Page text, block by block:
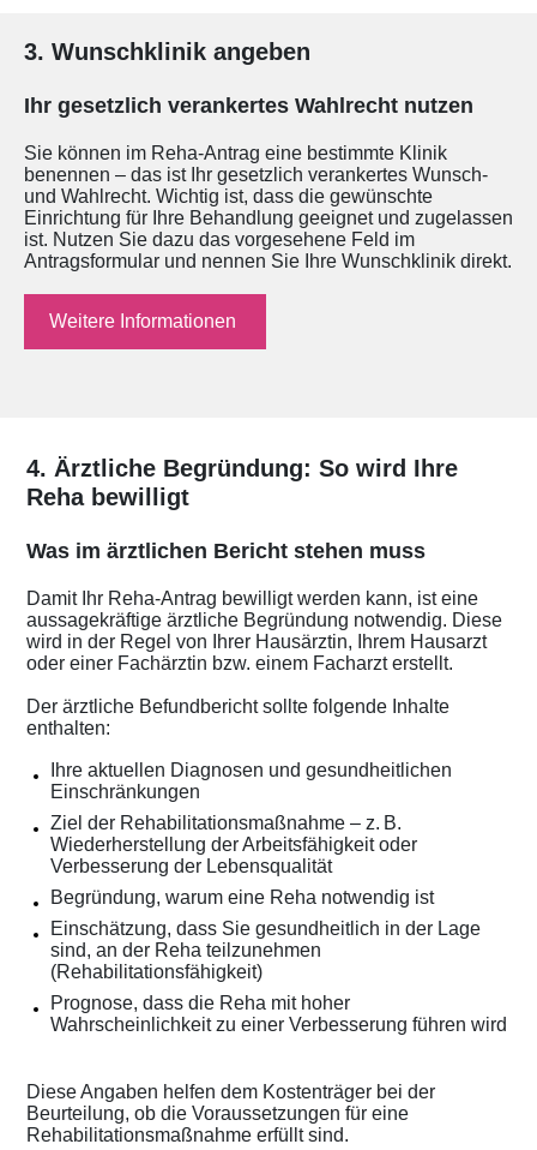
3. Wunschklinik angeben
Ihr gesetzlich verankertes Wahlrecht nutzen
Sie können im Reha-Antrag eine bestimmte Klinik
benennen – das ist Ihr gesetzlich verankertes Wunsch-
und Wahlrecht. Wichtig ist, dass die gewünschte
Einrichtung für Ihre Behandlung geeignet und zugelassen
ist. Nutzen Sie dazu das vorgesehene Feld im
Antragsformular und nennen Sie Ihre Wunschklinik direkt.
Weitere Informationen
4. Ärztliche Begründung: So wird Ihre
Reha bewilligt
Was im ärztlichen Bericht stehen muss
Damit Ihr Reha-Antrag bewilligt werden kann, ist eine
aussagekräftige ärztliche Begründung notwendig. Diese
wird in der Regel von Ihrer Hausärztin, Ihrem Hausarzt
oder einer Fachärztin bzw. einem Facharzt erstellt.
Der ärztliche Befundbericht sollte folgende Inhalte
enthalten:
Ihre aktuellen Diagnosen und gesundheitlichen
Einschränkungen
Ziel der Rehabilitationsmaßnahme – z. B.
Wiederherstellung der Arbeitsfähigkeit oder
Verbesserung der Lebensqualität
Begründung, warum eine Reha notwendig ist
Einschätzung, dass Sie gesundheitlich in der Lage
sind, an der Reha teilzunehmen
(Rehabilitationsfähigkeit)
Prognose, dass die Reha mit hoher
Wahrscheinlichkeit zu einer Verbesserung führen wird
Diese Angaben helfen dem Kostenträger bei der
Beurteilung, ob die Voraussetzungen für eine
Rehabilitationsmaßnahme erfüllt sind.